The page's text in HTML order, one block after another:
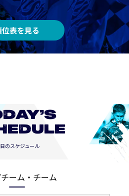
位表を見る
のスケジュール
チーム・チーム